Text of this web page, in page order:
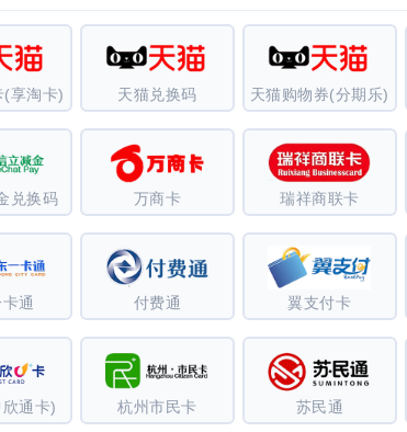
(享淘卡) 天猫兑换码 天猫购物券(分期乐)
兑换码 万商卡 瑞祥商联卡
通 付费通 翼支付卡
通卡) 杭州市民卡 苏民通